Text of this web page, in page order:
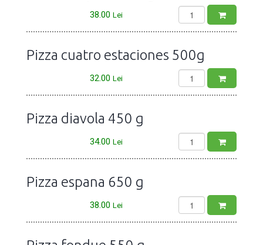
38.00 Lei
Pizza cuatro estaciones 500g
32.00 Lei
Pizza diavola 450 g
34.00 Lei
Pizza espana 650 g
38.00 Lei